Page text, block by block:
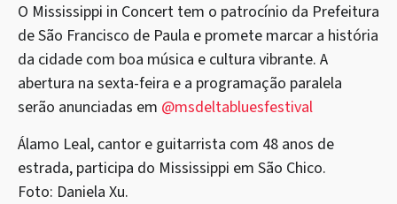
O Mississippi in Concert tem o patrocínio da Prefeitura
de São Francisco de Paula e promete marcar a história
da cidade com boa música e cultura vibrante. A
abertura na sexta-feira e a programação paralela
serão anunciadas em @msdeltabluesfestival
Álamo Leal, cantor e guitarrista com 48 anos de
estrada, participa do Mississippi em São Chico.
Foto: Daniela Xu.